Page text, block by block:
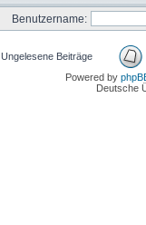
Benutzername:
Ungelesene Beiträge
Powered by
Deutsche